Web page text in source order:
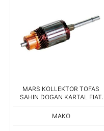
MARS KOLLEKTOR TOFAS
SAHIN DOGAN KARTAL FIAT
WEEKEND 1400 63223101 127
MAKO